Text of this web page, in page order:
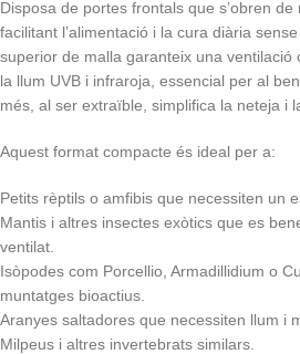
Disposa de portes frontals que s’obren de
facilitant l’alimentació i la cura diària
superior de malla garanteix una ventilació
la llum UVB i infraroja, essencial per al
més, al ser extraïble, simplifica la neteja i
Aquest format compacte és ideal per a:
Petits rèptils o amfibis que necessiten un
Mantis i altres insectes exòtics que es
ventilat.
Isòpodes com Porcellio, Armadillidium o
muntatges bioactius.
Aranyes saltadores que necessiten llum i
Milpeus i altres invertebrats similars.